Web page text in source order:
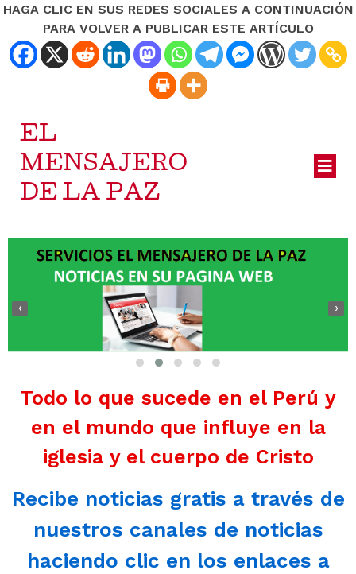
HAGA CLIC EN SUS REDES SOCIALES A CONTINUACIÓN
PARA VOLVER A PUBLICAR ESTE ARTÍCULO
EL
MENSAJERO
DE LA PAZ
‹ ›
Todo lo que sucede en el Perú y
en el mundo que influye en la
iglesia y el cuerpo de Cristo
Recibe noticias gratis a través de
nuestros canales de noticias
haciendo clic en los enlaces a